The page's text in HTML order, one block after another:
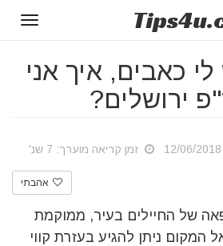
Tips4u
לי כאבים, איך אני
ירושלים?
זמן קריאה מוערך: 7 שנ'
אהבתי
של החיילים בעיר, ממוקמת
המקום ניתן להגיע בעזרת קווי